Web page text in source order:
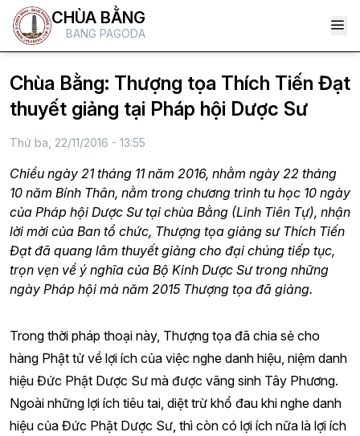
CHÙA BẰNG
BANG PAGODA
Chùa Bằng: Thượng tọa Thích Tiến Đạt
thuyết giảng tại Pháp hội Dược Sư
Thứ ba, 22/11/2016 - 13:55
Chiều ngày 21 tháng 11 năm 2016, nhằm ngày 22 tháng
10 năm Bính Thân, nằm trong chương trình tu học 10 ngày
của Pháp hội Dược Sư tại chùa Bằng (Linh Tiên Tự), nhận
lời mời của Ban tổ chức, Thượng tọa giảng sư Thích Tiến
Đạt đã quang lâm thuyết giảng cho đại chúng tiếp tục,
trọn vẹn về ý nghĩa của Bộ Kinh Dược Sư trong những
ngày Pháp hội mà năm 2015 Thượng tọa đã giảng.
Trong thời pháp thoại này, Thượng tọa đã chia sẻ cho
hàng Phật tử về lợi ích của việc nghe danh hiệu, niệm danh
hiệu Đức Phật Dược Sư mà được vãng sinh Tây Phương.
Ngoài những lợi ích tiêu tai, diệt trừ khổ đau khi nghe danh
hiệu của Đức Phật Dược Sư, thì còn có lợi ích nữa là lợi ích